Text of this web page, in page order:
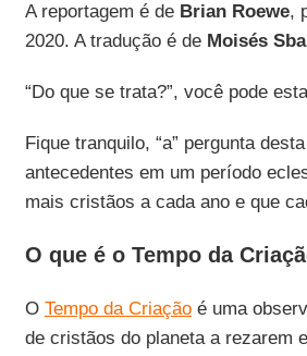
A reportagem é de Brian Roewe,
2020. A tradução é de Moisés
“Do que se trata?”, você pode
Fique tranquilo, “a” pergunta
antecedentes em um período
mais cristãos a cada ano e que
O que é o Tempo da
O Tempo da Criaçãoé uma
de cristãos do planeta a rezarem